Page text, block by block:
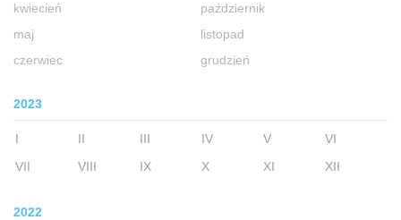
kwiecień
maj
czerwiec
październik
listopad
grudzień
2023
I II III IV V
VI
VII
VIII IX X XI XII
2022